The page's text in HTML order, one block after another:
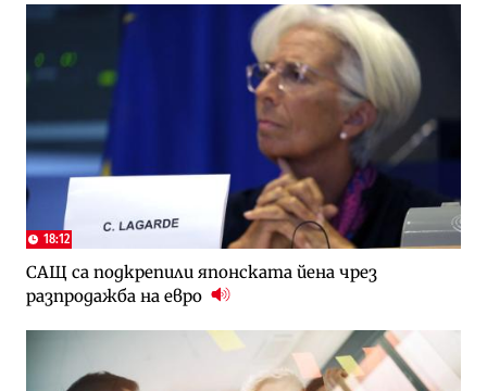
18:12
САЩ са подкрепили японската йена чрез
разпродажба на евро